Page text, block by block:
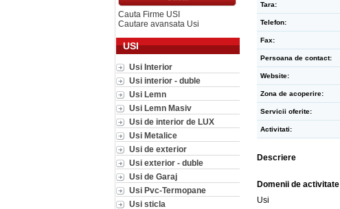
Cauta Firme USI
Cautare avansata Usi
USI
Usi Interior
Usi interior - duble
Usi Lemn
Usi Lemn Masiv
Usi de interior de LUX
Usi Metalice
Usi de exterior
Usi exterior - duble
Usi de Garaj
Usi Pvc-Termopane
Usi sticla
Tara:
Telefon:
Fax:
Persoana de contact:
Website:
Zona de acoperire:
Servicii oferite:
Activitati:
Descriere
Domenii de activitate
Usi